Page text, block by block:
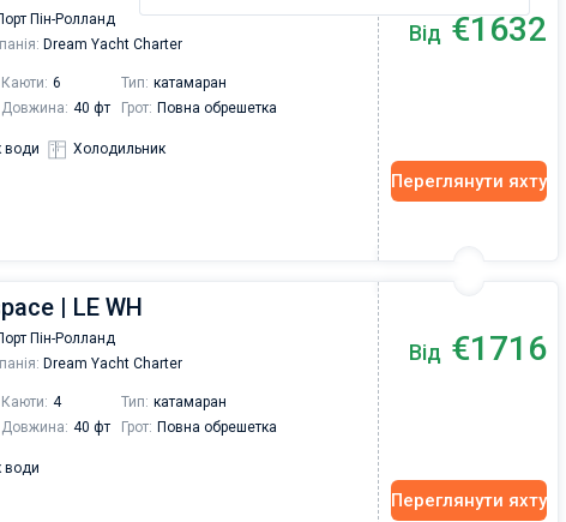
Пін-Ролланд
Dream Yacht Charter
Каюти: 6 Тип: катамаран
Довжина: 40 фт Грот: Повна обрешетка
води Холодильник
Від €1632
Переглянути яхту
| LE WH
Пін-Ролланд
Dream Yacht Charter
Каюти: 4 Тип: катамаран
Довжина: 40 фт Грот: Повна обрешетка
води
Від €1716
Переглянути яхту